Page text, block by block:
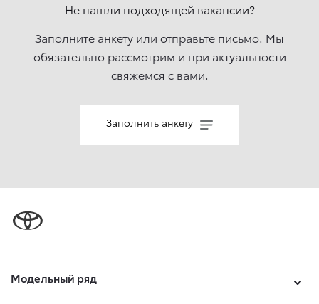
Не нашли подходящей вакансии?
Заполните анкету или отправьте письмо. Мы
обязательно рассмотрим и при актуальности
свяжемcя с вами.
Заполнить анкету
Модельный ряд